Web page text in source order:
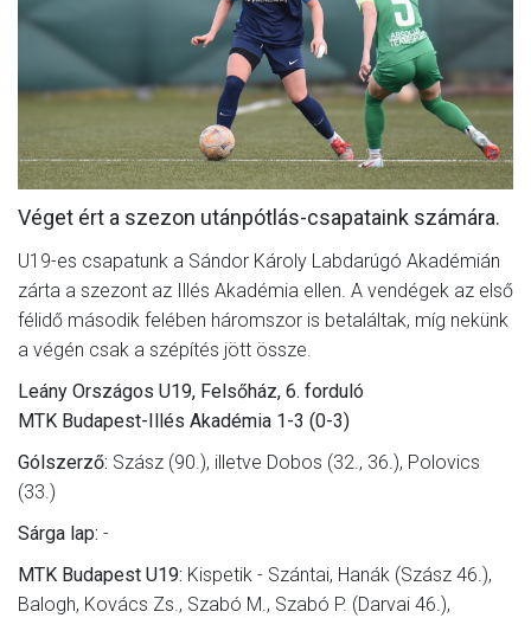
MÉRKŐZÉSEK
JELENTKEZÉS
GALÉRIA
SZURKOLÓI ÉLMÉNYEK
SAJTÓ
Véget ért a szezon utánpótlás-csapataink számára.
U19-es csapatunk a Sándor Károly Labdarúgó Akadémián
zárta a szezont az Illés Akadémia ellen. A vendégek az első
félidő második felében háromszor is betaláltak, míg nekünk
a végén csak a szépítés jött össze.
Leány Országos U19, Felsőház, 6. forduló
MTK Budapest-Illés Akadémia 1-3 (0-3)
Gólszerző: Szász (90.), illetve Dobos (32., 36.), Polovics
(33.)
Sárga lap: -
MTK Budapest U19: Kispetik - Szántai, Hanák (Szász 46.),
Balogh, Kovács Zs., Szabó M., Szabó P. (Darvai 46.),